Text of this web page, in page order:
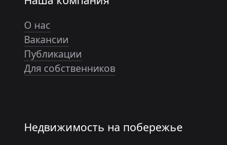
О нас
Вакансии
Публикации
Для собственников
Недвижимость на побережье